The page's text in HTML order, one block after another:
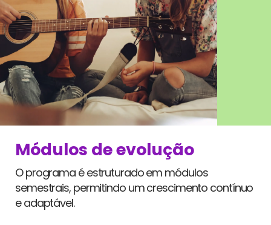
Módulos de evolução
O programa é estruturado em módulos
semestrais, permitindo um crescimento contínuo
e adaptável.